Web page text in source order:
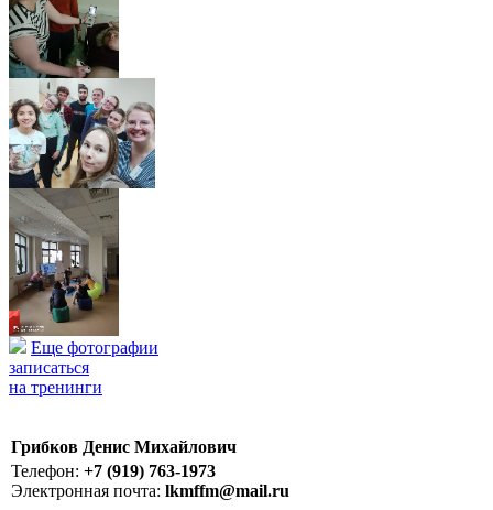
Еще фотографии
записаться
на тренинги
Грибков Денис Михайлович
Телефон: +7 (919) 763-1973
Электронная почта: lkmffm@mail.ru